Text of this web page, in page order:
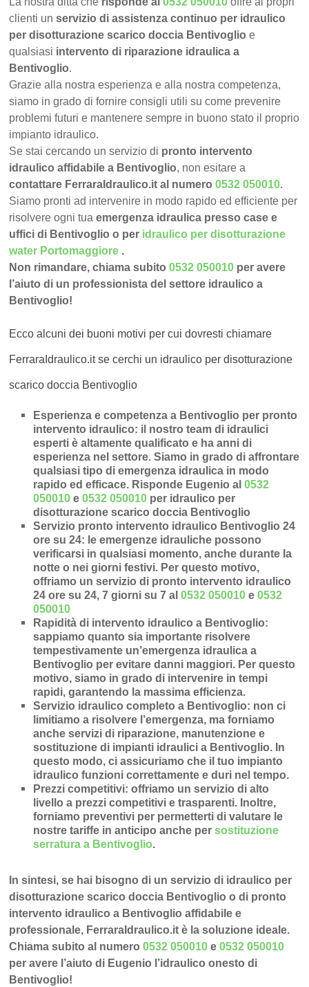
clienti unservizio di assistenza continuo per idraulico
per disotturazione scarico doccia Bentivoglio e
qualsiasi intervento di riparazione idraulica a
Bentivoglio.
Grazie alla nostra esperienza e alla nostra competenza,
siamo in grado di fornire consigli utili su come prevenire
problemi futuri e mantenere sempre in buono stato il proprio
impianto idraulico.
Se stai cercando un servizio di pronto intervento
idraulico affidabile a Bentivoglio, non esitare a
contattare FerraraIdraulico.it al numero0532 050010.
Siamo pronti ad intervenire in modo rapido ed efficiente per
risolvere ogni tuaemergenza idraulica presso case e
uffici di Bentivoglio o per idraulico per disotturazione
water Portomaggiore .
Non rimandare, chiama subito0532 050010 per avere
l’aiuto di un professionista del settore idraulico a
Bentivoglio!
Ecco alcuni dei buoni motivi per cui dovresti chiamare
FerraraIdraulico.it se cerchi un idraulico per disotturazione
scarico doccia Bentivoglio
Esperienza e competenza a Bentivoglio per pronto
intervento idraulico: il nostro team di idraulici
esperti è altamente qualificato e ha anni di
esperienza nel settore. Siamo in grado di affrontare
qualsiasi tipo di emergenza idraulica in modo
rapido ed efficace. Risponde Eugenio al0532
050010 e0532 050010 per idraulico per
disotturazione scarico doccia Bentivoglio
Servizio pronto intervento idraulico Bentivoglio 24
ore su 24: le emergenze idrauliche possono
verificarsi in qualsiasi momento, anche durante la
notte o nei giorni festivi. Per questo motivo,
offriamo un servizio di pronto intervento idraulico
24 ore su 24, 7 giorni su 7 al0532 050010 e0532
050010
Rapidità di intervento idraulico a Bentivoglio:
sappiamo quanto sia importante risolvere
tempestivamente un’emergenza idraulica a
Bentivoglio per evitare danni maggiori. Per questo
motivo, siamo in grado di intervenire intempi
rapidi, garantendo la massima efficienza.
Servizio idraulico completo a Bentivoglio: non ci
limitiamo a risolvere l’emergenza, ma forniamo
ancheservizi di riparazione, manutenzione e
sostituzione di impianti idraulici a Bentivoglio. In
questo modo, ci assicuriamo che il tuo impianto
idraulico funzioni correttamente e duri nel tempo.
Prezzi competitivi: offriamo unservizio di alto
livello a prezzi competitivi e trasparenti. Inoltre,
forniamo preventivi per permetterti di valutare le
nostre tariffe in anticipo anche persostituzione
serratura a Bentivoglio.
In sintesi, se hai bisogno di un servizio di idraulico per
disotturazione scarico doccia Bentivoglio o di pronto
intervento idraulico a Bentivoglio affidabile e
professionale, FerraraIdraulico.it è la soluzione ideale.
Chiama subito al numero0532 050010 e0532 050010
per avere l’aiuto di Eugenio l’idraulico onesto di
Bentivoglio!